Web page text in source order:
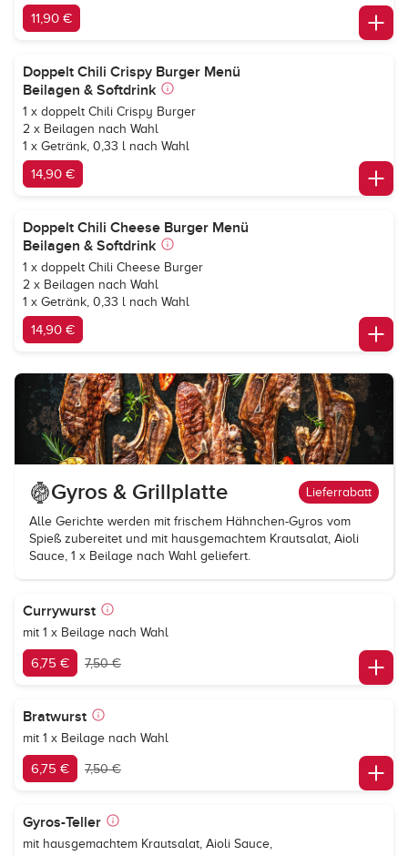
11,90 €
Doppelt Chili Crispy Burger Menü
Beilagen & Softdrink
1 x doppelt Chili Crispy Burger
2 x Beilagen nach Wahl
1 x Getränk, 0,33 l nach Wahl
14,90 €
Doppelt Chili Cheese Burger Menü
Beilagen & Softdrink
1 x doppelt Chili Cheese Burger
2 x Beilagen nach Wahl
1 x Getränk, 0,33 l nach Wahl
14,90 €
Gyros & Grillplatte Lieferrabatt
Alle Gerichte werden mit frischem Hähnchen-Gyros vom
Spieß zubereitet und mit hausgemachtem Krautsalat, Aioli
Sauce, 1 x Beilage nach Wahl geliefert.
Currywurst
mit 1 x Beilage nach Wahl
6,75 € 7,50 €
Bratwurst
mit 1 x Beilage nach Wahl
6,75 € 7,50 €
Gyros-Teller
mit hausgemachtem Krautsalat, Aioli Sauce,